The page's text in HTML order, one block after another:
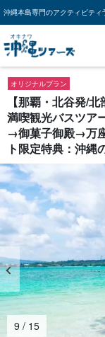
沖縄本島専門のアクティビテ
オリジナルプラン
【那覇・北谷発/
満喫観光バスツ
→御菓子御殿→万
ト限定特典：沖縄
10 /15